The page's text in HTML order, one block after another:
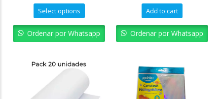
price
was:
Bs. 68.364,98.
price
is:
Bs. 61.528,48.
Select options
Ordenar por Whatsapp
price
was:
Bs. 36.461,32.Bs.
Add to cart
Ordenar por Whatsapp